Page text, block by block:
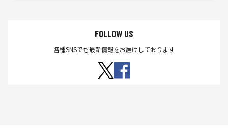
FOLLOW US
各種SNSでも最新情報をお届けしております